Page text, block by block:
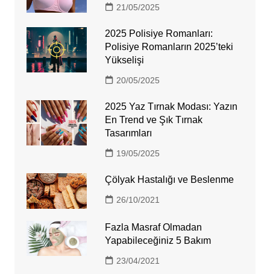
21/05/2025
2025 Polisiye Romanları:
Polisiye Romanların 2025’teki
Yükselişi
20/05/2025
2025 Yaz Tırnak Modası: Yazın
En Trend ve Şık Tırnak
Tasarımları
19/05/2025
Çölyak Hastalığı ve Beslenme
26/10/2021
Fazla Masraf Olmadan
Yapabileceğiniz 5 Bakım
23/04/2021